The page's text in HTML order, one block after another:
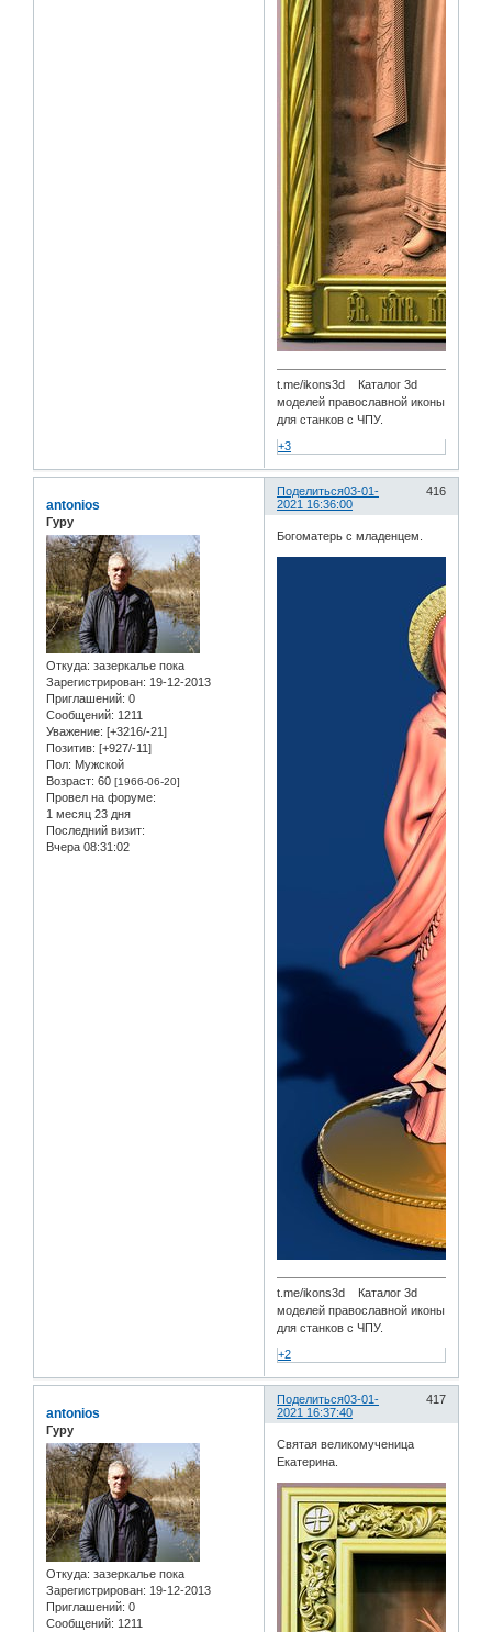
t.me/ikons3d Каталог 3d
моделей православной иконы
для станков с ЧПУ.
+3
Поделиться 416
03-01-
2021 16:36:00
antonios
Гуру
Откуда: зазеркалье пока
Зарегистрирован: 19-12-2013
Приглашений: 0
Сообщений: 1211
Уважение: [+3216/-21]
Позитив: [+927/-11]
Пол: Мужской
Возраст: 60 [1966-06-20]
Провел на форуме:
1 месяц 23 дня
Последний визит:
Вчера 08:31:02
Богоматерь с младенцем.
t.me/ikons3d Каталог 3d
моделей православной иконы
для станков с ЧПУ.
+2
Поделиться 417
03-01-
2021 16:37:40
antonios
Гуру
Откуда: зазеркалье пока
Зарегистрирован: 19-12-2013
Приглашений: 0
Сообщений: 1211
Святая великомученица
Екатерина.